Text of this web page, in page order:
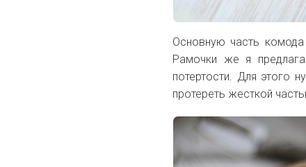
Основную часть
Рамочки же я
потертости. Для этого
протереть жесткой